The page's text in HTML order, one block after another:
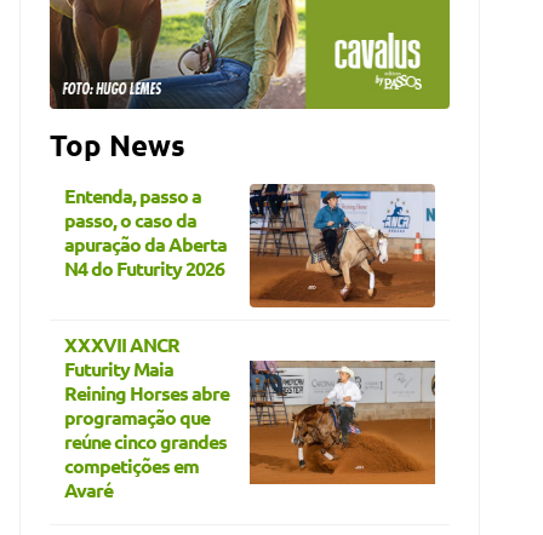
Top News
Entenda, passo a
passo, o caso da
apuração da Aberta
N4 do Futurity 2026
XXXVII ANCR
Futurity Maia
Reining Horses abre
programação que
reúne cinco grandes
competições em
Avaré